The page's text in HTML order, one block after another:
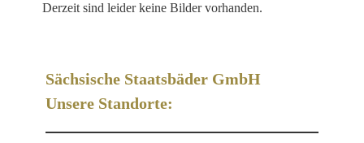
Derzeit sind leider keine Bilder vorhanden.
Sächsische Staatsbäder GmbH
Unsere Standorte: